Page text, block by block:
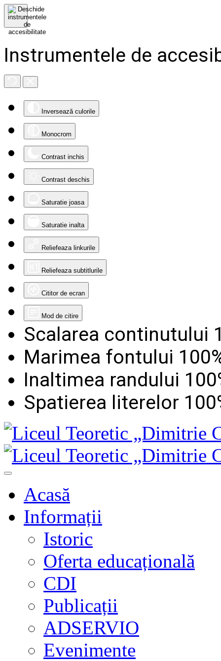
Instrumentele de
Inversează culorile
Monocrom
Contrast inchis
Contrast deschis
Saturatie joasa
Saturatie inalta
Reliefeaza linkurile
Reliefeaza subtitlurile
Cititor de ecran
Mod de citire
Scalarea continutului
Marimea fontului 100
Inaltimea randului 100
Spatierea literelor 100
Acasă
Informații
Istoric
Oferta educațională
CDI
Publicații
ADSERVIO
Evenimente